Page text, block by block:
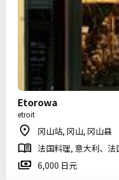
Etorowa
etroit
冈山站, 冈山, 冈山县
法国料理, 意大利、
6,000 日元